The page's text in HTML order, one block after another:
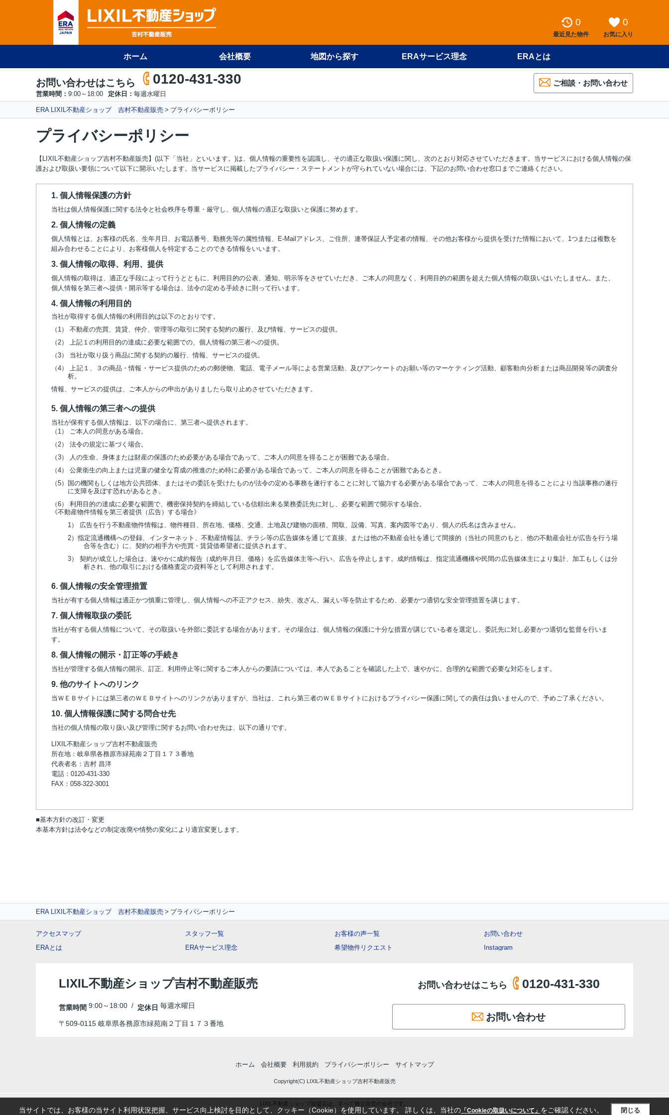
0
最近見た物件
0
お気に入り
ホーム 会社概要 地図から探す ERAサービス理念 ERAとは
お問い合わせはこちら 0120-431-330
営業時間： 9:00～18:00 定休日： 毎週水曜日
ご相談・お問い合わせ
ERA LIXIL不動産ショップ 吉村不動産販売 プライバシーポリシー
プライバシーポリシー
【LIXIL不動産ショップ吉村不動産販売】(以下「当社」といいます。)は、個人情報の重要性を認識し、その適正な取扱い保護に関し、次のとおり対応させていただきます。当サービスにおける個人情報の保
護および取扱い要領について以下に開示いたします。当サービスに掲載したプライバシー・ステートメントが守られていない場合には、下記のお問い合わせ窓口までご連絡ください。
1. 個人情報保護の方針
当社は個人情報保護に関する法令と社会秩序を尊重・厳守し、個人情報の適正な取扱いと保護に努めます。
2. 個人情報の定義
個人情報とは、お客様の氏名、生年月日、お電話番号、勤務先等の属性情報、E-Mailアドレス、ご住所、連帯保証人予定者の情報、その他お客様から提供を受けた情報において、1つまたは複数を
組み合わせることにより、お客様個人を特定することのできる情報をいいます。
3. 個人情報の取得、利用、提供
個人情報の取得は、適正な手段によって行うとともに、利用目的の公表、通知、明示等をさせていただき、ご本人の同意なく、利用目的の範囲を超えた個人情報の取扱いはいたしません。また、
個人情報を第三者へ提供・開示等する場合は、法令の定める手続きに則って行います。
4. 個人情報の利用目的
当社が取得する個人情報の利用目的は以下のとおりです。
（1） 不動産の売買、賃貸、仲介、管理等の取引に関する契約の履行、及び情報、サービスの提供。
（2） 上記１の利用目的の達成に必要な範囲での、個人情報の第三者への提供。
（3） 当社が取り扱う商品に関する契約の履行、情報、サービスの提供。
（4） 上記１、３の商品・情報・サービス提供のための郵便物、電話、電子メール等による営業活動、及びアンケートのお願い等のマーケティング活動、顧客動向分析または商品開発等の調査分
析。
情報、サービスの提供は、ご本人からの申出がありましたら取り止めさせていただきます。
5. 個人情報の第三者への提供
当社が保有する個人情報は、以下の場合に、第三者へ提供されます。
（1） ご本人の同意がある場合。
（2） 法令の規定に基づく場合。
（3） 人の生命、身体または財産の保護のため必要がある場合であって、ご本人の同意を得ることが困難である場合。
（4） 公衆衛生の向上または児童の健全な育成の推進のため特に必要がある場合であって、ご本人の同意を得ることが困難であるとき。
（5）国の機関もしくは地方公共団体、またはその委託を受けたものが法令の定める事務を遂行することに対して協力する必要がある場合であって、ご本人の同意を得ることにより当該事務の遂行
に支障を及ぼす恐れがあるとき。
（6） 利用目的の達成に必要な範囲で、機密保持契約を締結している信頼出来る業務委託先に対し、必要な範囲で開示する場合。
《不動産物件情報を第三者提供（広告）する場合》
1） 広告を行う不動産物件情報は、物件種目、所在地、価格、交通、土地及び建物の面積、間取、設備、写真、案内図等であり、個人の氏名は含みません。
2）指定流通機構への登録、インターネット、不動産情報誌、チラシ等の広告媒体を通じて直接、または他の不動産会社を通じて間接的（当社の同意のもと、他の不動産会社が広告を行う場
合等を含む）に、契約の相手方や売買・賃貸借希望者に提供されます。
3） 契約が成立した場合は、速やかに成約報告（成約年月日、価格）を広告媒体主等へ行い、広告を停止します。成約情報は、指定流通機構や民間の広告媒体主により集計、加工もしくは分
析され、他の取引における価格査定の資料等として利用されます。
6. 個人情報の安全管理措置
当社が有する個人情報は適正かつ慎重に管理し、個人情報への不正アクセス、紛失、改ざん、漏えい等を防止するため、必要かつ適切な安全管理措置を講じます。
7. 個人情報取扱の委託
当社が有する個人情報について、その取扱いを外部に委託する場合があります。その場合は、個人情報の保護に十分な措置が講じている者を選定し、委託先に対し必要かつ適切な監督を行いま
す。
8. 個人情報の開示・訂正等の手続き
当社が管理する個人情報の開示、訂正、利用停止等に関するご本人からの要請については、本人であることを確認した上で、速やかに、合理的な範囲で必要な対応をします。
9. 他のサイトへのリンク
当ＷＥＢサイトには第三者のＷＥＢサイトへのリンクがありますが、当社は、これら第三者のＷＥＢサイトにおけるプライバシー保護に関しての責任は負いませんので、予めご了承ください。
10. 個人情報保護に関する問合せ先
当社の個人情報の取り扱い及び管理に関するお問い合わせ先は、以下の通りです。
LIXIL不動産ショップ吉村不動産販売
所在地：岐阜県各務原市緑苑南２丁目１７３番地
代表者名：吉村 昌洋
電話：0120-431-330
FAX：058-322-3001
■基本方針の改訂・変更
本基本方針は法令などの制定改廃や情勢の変化により適宜変更します。
ERA LIXIL不動産ショップ 吉村不動産販売 プライバシーポリシー
アクセスマップ
ERAとは
スタッフ一覧
ERAサービス理念
お客様の声一覧
希望物件リクエスト
お問い合わせ
Instagram
LIXIL不動産ショップ吉村不動産販売
営業時間 9:00～18:00 / 定休日 毎週水曜日
〒509-0115 岐阜県各務原市緑苑南２丁目１７３番地
お問い合わせはこちら 0120-431-330
お問い合わせ
ホーム 会社概要 利用規約 プライバシーポリシー サイトマップ
Copyright(C) LIXIL不動産ショップ吉村不動産販売
LIXIL不動産ショップ加盟店は、すべて独立自営の会社です。
当サイトでは、お客様の当サイト利用状況把握、サービス向上検討を目的として、クッキー（Cookie）を使用しています。 詳しくは、当社の「Cookieの取扱いについて」 をご確認ください。 閉じる